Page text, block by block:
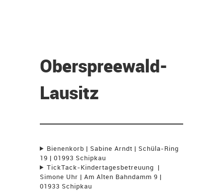
Oberspreewald-
Lausitz
Bienenkorb | Sabine Arndt | Schüla-Ring
19 | 01993 Schipkau
TickTack-Kindertagesbetreuung |
Simone Uhr | Am Alten Bahndamm 9 |
01933 Schipkau